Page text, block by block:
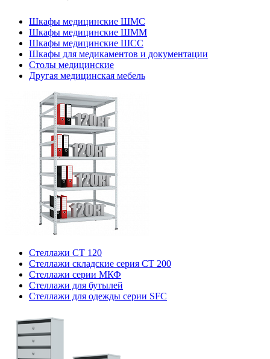
Шкафы медицинские ШМС
Шкафы медицинские ШММ
Шкафы медицинские ШСС
Шкафы для медикаментов и документации
Столы медицинские
Другая медицинская мебель
Стеллажи СТ 120
Стеллажи складские серия СТ 200
Стеллажи серии МКФ
Стеллажи для бутылей
Стеллажи для одежды серии SFC